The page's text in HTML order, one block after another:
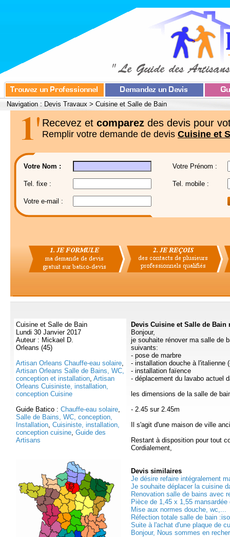
Navigation : Devis Travaux > Cuisine et Salle de Bain
Recevez et comparez des devis pour
Remplir votre demande de devis Cuisine et
Votre Nom : Votre Prénom :
Tel. fixe : Tel. mobile :
Votre e-mail :
Cuisine et Salle de Bain
Lundi 30 Janvier 2017
Auteur : Mickael D.
Orleans (45)
Artisan Orleans Chauffe-eau solaire,
Artisan Orleans Salle de Bains, WC,
conception et installation, Artisan
Orleans Cuisiniste, installation,
conception Cuisine
Guide Batico : Chauffe-eau solaire,
Salle de Bains, WC, conception,
Installation, Cuisiniste, installation,
conception cuisine, Guide des
Artisans
Devis Cuisine et Salle de Bain
Bonjour,
je souhaite rénover ma salle de
suivants:
- pose de marbre
- installation douche à l'italienne
- installation faïence
- déplacement du lavabo actuel
les dimensions de la salle de
- 2.45 sur 2.45m
Il s'agit d'une maison de ville
Restant à disposition pour tout
Cordialement,
Devis similaires
Je désire refaire intégralement
Je souhaite déplacer la cuisine
Renovation salle de bains avec
Pièce de 1,45 x 1,55
Mise aux normes douche, wc,...
Réfection totale salle de bain
Suite à l'achat d'une plaque de
Bonjour, Nous sommes en